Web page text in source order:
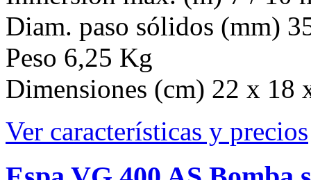
Ver características y precios
Espa VG 400 AS Bomba
Ferretería |
Bombas
agosto 9th, 2016